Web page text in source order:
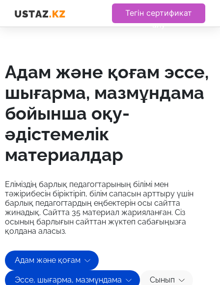
Тегін сертификат
алу
адам және қоғам эссе,
шығарма, мазмұндама
бойынша оқу-
әдістемелік
материалдар
Еліміздің барлық педагогтарының білімі мен
тәжірибесін біріктіріп, білім сапасын арттыру үшін
барлық педагогтардың еңбектерін осы сайтта
жинадық. Сайтта 35 материал жарияланған. Сіз
осының барлығын сайттан жүктеп сабағыңызға
қолдана аласыз.
Адам және қоғам
Эссе, шығарма, мазмұндама Сынып